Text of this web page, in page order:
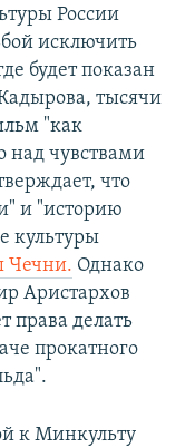
России
исключить
будет показан
тысячи
"как
над чувствами
что
и "историю
культуры
Чечни. Однако
Аристархов
права делать
прокатного
к Минкульту